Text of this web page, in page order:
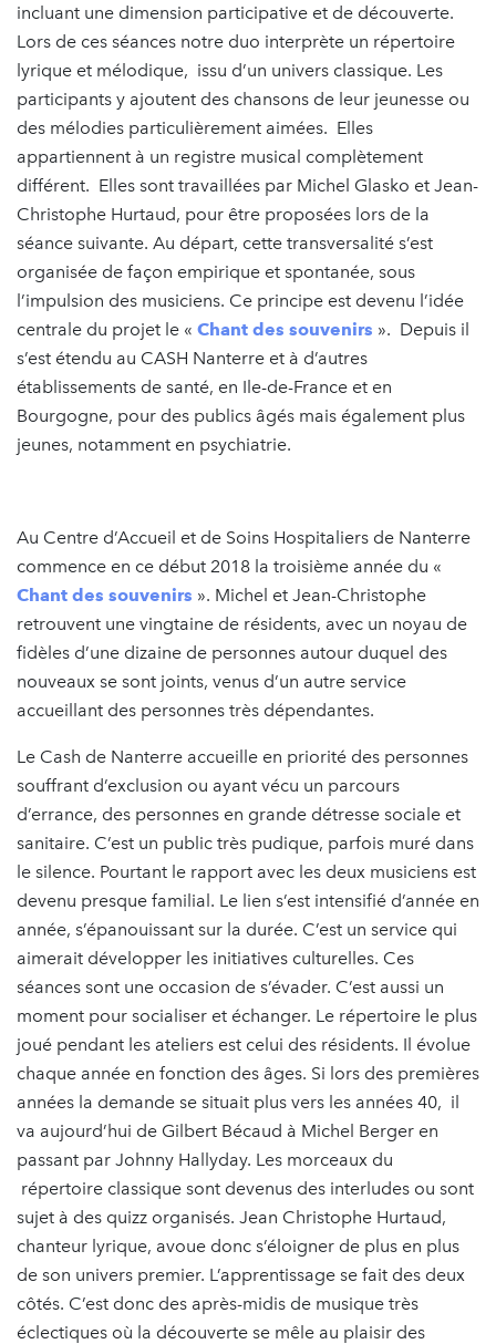
incluant une dimension participative et de découverte.
Lors de ces séances notre duo interprète un répertoire
lyrique et mélodique, issu d’un univers classique. Les
participants y ajoutent des chansons de leur jeunesse ou
des mélodies particulièrement aimées. Elles
appartiennent à un registre musical complètement
différent. Elles sont travaillées par Michel Glasko et Jean-
Christophe Hurtaud, pour être proposées lors de la
séance suivante. Au départ, cette transversalité s’est
organisée de façon empirique et spontanée, sous
l’impulsion des musiciens. Ce principe est devenu l’idée
centrale du projet le « Chant des souvenirs ». Depuis il
s’est étendu au CASH Nanterre et à d’autres
établissements de santé, en Ile-de-France et en
Bourgogne, pour des publics âgés mais également plus
jeunes, notamment en psychiatrie.
Au Centre d’Accueil et de Soins Hospitaliers de Nanterre
commence en ce début 2018 la troisième année du «
Chant des souvenirs ». Michel et Jean-Christophe
retrouvent une vingtaine de résidents, avec un noyau de
fidèles d’une dizaine de personnes autour duquel des
nouveaux se sont joints, venus d’un autre service
accueillant des personnes très dépendantes.
Le Cash de Nanterre accueille en priorité des personnes
souffrant d’exclusion ou ayant vécu un parcours
d’errance, des personnes en grande détresse sociale et
sanitaire. C’est un public très pudique, parfois muré dans
le silence. Pourtant le rapport avec les deux musiciens est
devenu presque familial. Le lien s’est intensifié d’année en
année, s’épanouissant sur la durée. C’est un service qui
aimerait développer les initiatives culturelles. Ces
séances sont une occasion de s’évader. C’est aussi un
moment pour socialiser et échanger. Le répertoire le plus
joué pendant les ateliers est celui des résidents. Il évolue
chaque année en fonction des âges. Si lors des premières
années la demande se situait plus vers les années 40, il
va aujourd’hui de Gilbert Bécaud à Michel Berger en
passant par Johnny Hallyday. Les morceaux du
répertoire classique sont devenus des interludes ou sont
sujet à des quizz organisés. Jean Christophe Hurtaud,
chanteur lyrique, avoue donc s’éloigner de plus en plus
de son univers premier. L’apprentissage se fait des deux
côtés. C’est donc des après-midis de musique très
éclectiques où la découverte se mêle au plaisir des